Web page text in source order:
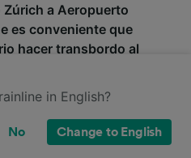
a Aeropuerto
es conveniente que
hacer transbordo al
in English?
No Change to English